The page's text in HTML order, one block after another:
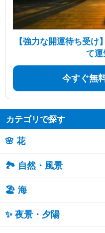
【強力な開運待ち受け
て運
今すぐ無
カテゴリで探す
🌸 花
🏞️ 自然・風景
🏖 海
✨ 夜景・夕陽